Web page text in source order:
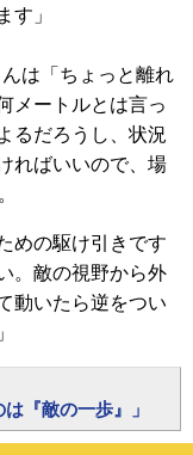
す」
は「ちょっと離れ
メートルとは言っ
るだろうし、状況
ればいいので、場
めの駆け引きです
。敵の視野から外
動いたら逆をつい
『敵の一歩』」